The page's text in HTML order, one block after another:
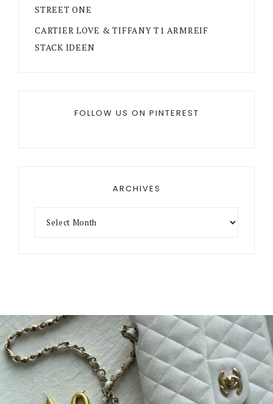
STREET ONE
CARTIER LOVE & TIFFANY T1 ARMREIF
STACK IDEEN
FOLLOW US ON PINTEREST
ARCHIVES